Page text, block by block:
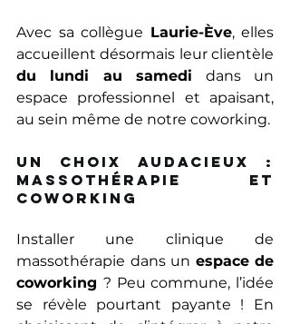
Avec sa collègue Laurie-Ève, elles
du lundi au samedi dans un
espace professionnel et apaisant,
au sein même de notre coworking.
Un choix audacieux :
massothérapie et
coworking
Installer une clinique de
massothérapie dans un espace de
coworking ? Peu commune, l’idée
se révèle pourtant payante ! En